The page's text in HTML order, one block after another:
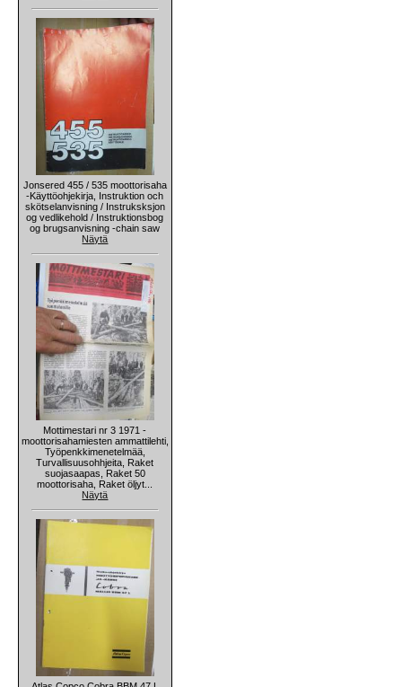
Jonsered 455 / 535 moottorisaha
-Käyttöohjekirja, Instruktion och
skötselanvisning / Instruksksjon
og vedlikehold / Instruktionsbog
og brugsanvisning -chain saw
Näytä
Mottimestari nr 3 1971 -
moottorisahamiesten ammattilehti,
Työpenkkimenetelmää,
Turvallisuusohhjeita, Raket
suojasaapas, Raket 50
moottorisaha, Raket öljyt...
Näytä